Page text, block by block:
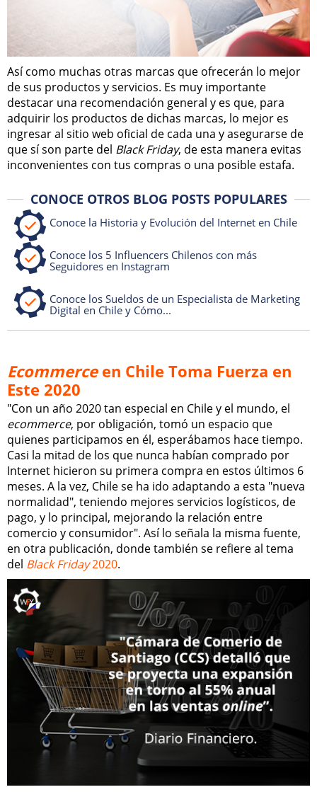
Así como muchas otras marcas que ofrecerán lo mejor
de sus productos y servicios. Es muy importante
destacar una recomendación general y es que, para
adquirir los productos de dichas marcas, lo mejor es
ingresar al sitio web oficial de cada una y asegurarse de
que sí son parte del Black Friday, de esta manera evitas
inconvenientes con tus compras o una posible estafa.
CONOCE OTROS BLOG POSTS POPULARES
Conoce la Historia y Evolución del Internet en Chile
Conoce los 5 Influencers Chilenos con más
Seguidores en Instagram
Conoce los Sueldos de un Especialista de Marketing
Digital en Chile y Cómo...
Ecommerceen Chile Toma Fuerza en
Este 2020
"Con un año 2020 tan especial en Chile y el mundo, el
ecommerce, por obligación, tomó un espacio que
quienes participamos en él, esperábamos hace tiempo.
Casi la mitad de los que nunca habían comprado por
Internet hicieron su primera compra en estos últimos 6
meses. A la vez, Chile se ha ido adaptando a esta "nueva
normalidad", teniendo mejores servicios logísticos, de
pago, y lo principal, mejorando la relación entre
comercio y consumidor". Así lo señala la misma fuente,
en otra publicación, donde también se refiere al tema
del Black Friday2020.